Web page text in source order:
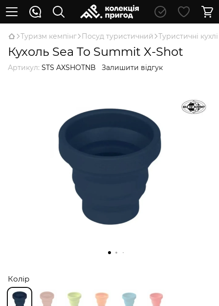
Туризм кемпінг Посуд туристичний Туристичні кухлі
Кухоль Sea To Summit X-Shot
Артикул: STS AXSHOTNB Залишити відгук
Колір